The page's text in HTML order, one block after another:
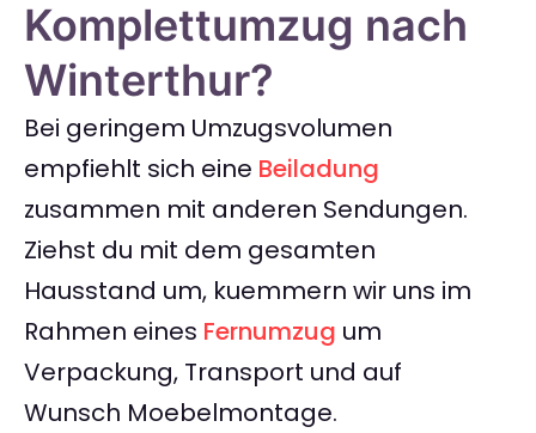
Komplettumzug nach
Winterthur?
Bei geringem Umzugsvolumen
empfiehlt sich eine Beiladung
zusammen mit anderen Sendungen.
Ziehst du mit dem gesamten
Hausstand um, kuemmern wir uns im
Rahmen eines Fernumzug um
Verpackung, Transport und auf
Wunsch Moebelmontage.